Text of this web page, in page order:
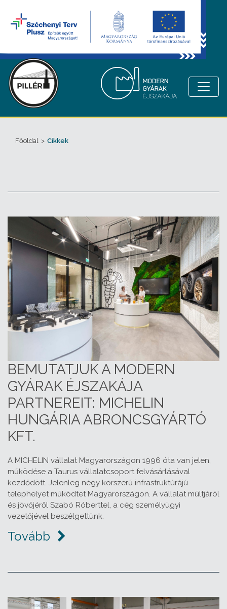
Főoldal > Cikkek
BEMUTATJUK A MODERN
GYÁRAK ÉJSZAKÁJA
PARTNEREIT: MICHELIN
HUNGÁRIA ABRONCSGYÁRTÓ
KFT.
A MICHELIN vállalat Magyarországon 1996 óta van jelen,
működése a Taurus vállalatcsoport felvásárlásával
kezdődött. Jelenleg négy korszerű infrastruktúrájú
telephelyet működtet Magyarországon. A vállalat múltjáról
és jövőjéről Szabó Róberttel, a cég személyügyi
vezetőjével beszélgettünk.
Tovább